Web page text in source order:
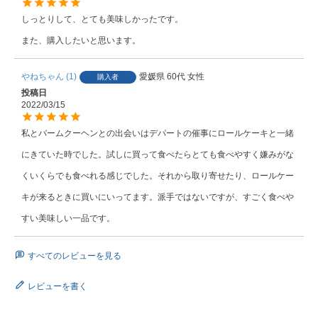
しっとりして、とても美味しかったです。
また、購入したいと思います。
やねちゃん 1 購入者 愛媛県 60代 女性
投稿日
2022/03/15
私とバームクーヘンとの出会いはデパートの催事にロールケーキと一緒
にきていた時でした。試しに買って食べたらとても食べやすく嫌みがな
くいくらでも食べれる感じでした。それから取り寄せたり、ロールケー
キが来るときに買いにいってます。派手ではないですが、すごく食べや
すい美味しい一品です。
すべてのレビューを見る
レビューを書く